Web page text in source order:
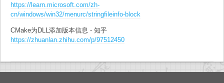
https://learn.microsoft.com/zh-
cn/windows/win32/menurc/stringfileinfo-block
CMake为DLL添加版本信息 - 知乎
https://zhuanlan.zhihu.com/p/97512450